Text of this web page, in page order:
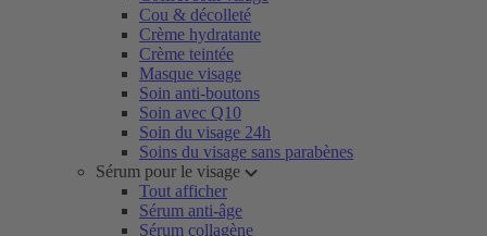
Cou & décolleté
Crème hydratante
Crème teintée
Masque visage
Soin anti-boutons
Soin avec Q10
Soin du visage 24h
Soins du visage sans parabènes
Sérum pour le visage
Tout afficher
Sérum anti-âge
Sérum collagène